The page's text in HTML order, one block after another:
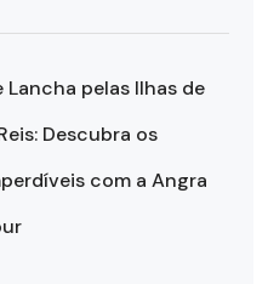
Lancha pelas Ilhas de
Descubra os
com a Angra